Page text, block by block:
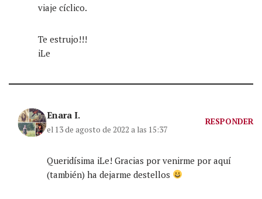
viaje cíclico.
Te estrujo!!!
iLe
Enara I.
el 13 de agosto de 2022 a las 15:37
RESPONDER
Queridísima iLe! Gracias por venirme por aquí
(también) ha dejarme destellos